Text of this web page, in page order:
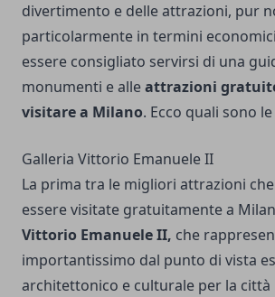
divertimento e delle attrazioni, pur
particolarmente in termini
essere consigliato servirsi di una
monumenti e alleattrazioni
visitare a Milano. Ecco quali sono
Galleria Vittorio Emanuele II
La prima tra le migliori attrazioni
essere visitate gratuitamente a
Vittorio Emanuele II, che
importantissimo dal punto di vista
architettonico e culturale per la città